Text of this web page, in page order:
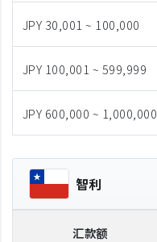
JPY 30,001 ~ 100,000
JPY 100,001 ~ 599,999
JPY 600,000 ~ 1,000,000
智利
汇款额